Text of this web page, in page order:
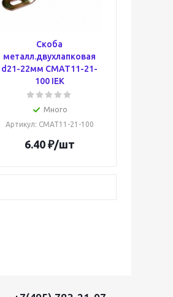
Скоба
металл.двухлапковая
d21-22мм CMAT11-21-
100 IEK
Много
Артикул: CMAT11-21-100
6.40₽/шт